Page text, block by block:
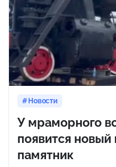
Новости
У мраморного
появится новый
памятник